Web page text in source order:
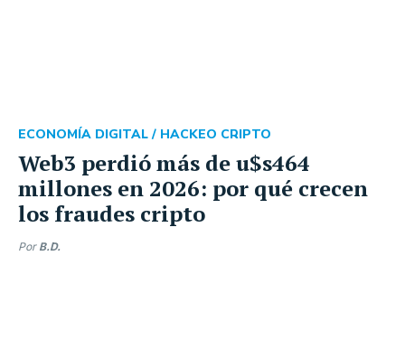
Web3 perdió más de u$s464
millones en 2026: por qué crecen
los fraudes cripto
ECONOMÍA DIGITAL / HACKEO CRIPTO
Por B.D.